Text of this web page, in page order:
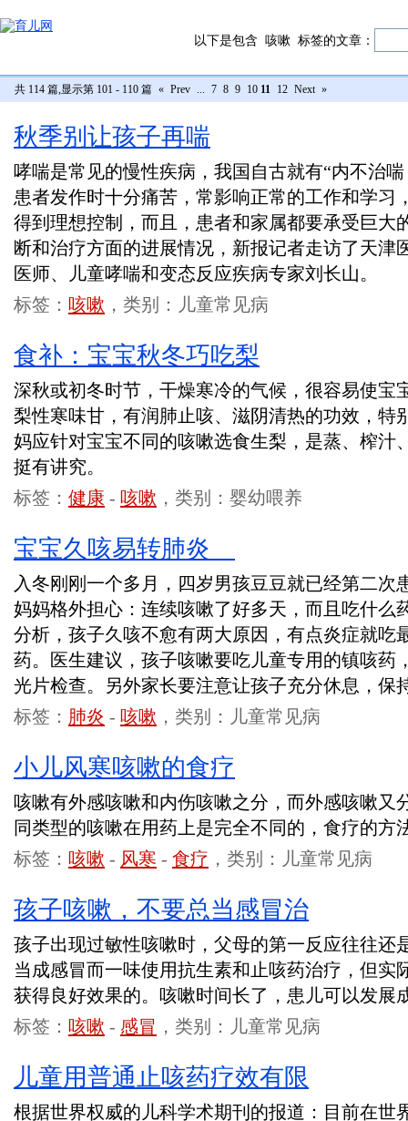
以下是包含 咳嗽 标签的文章：
共 114 篇,显示第 101 - 110 篇 « Prev ... 7 8 9 10 11 12 Next »
秋季别让孩子再喘
哮喘是常见的慢性疾病，我国自古就有“内不治
患者发作时十分痛苦，常影响正常的工作和学习
得到理想控制，而且，患者和家属都要承受巨大
断和治疗方面的进展情况，新报记者走访了天津
医师、儿童哮喘和变态反应疾病专家刘长山。
标签： 咳嗽 ，类别：儿童常见病
食补：宝宝秋冬巧吃梨
深秋或初冬时节，干燥寒冷的气候，很容易使宝
梨性寒味甘，有润肺止咳、滋阴清热的功效，特
妈应针对宝宝不同的咳嗽选食生梨，是蒸、榨汁
挺有讲究。
标签： 健康 - 咳嗽 ，类别：婴幼喂养
宝宝久咳易转肺炎
入冬刚刚一个多月，四岁男孩豆豆就已经第二次
妈妈格外担心：连续咳嗽了好多天，而且吃什么
分析，孩子久咳不愈有两大原因，有点炎症就吃
药。医生建议，孩子咳嗽要吃儿童专用的镇咳药
光片检查。另外家长要注意让孩子充分休息，保
标签： 肺炎 - 咳嗽 ，类别：儿童常见病
小儿风寒咳嗽的食疗
咳嗽有外感咳嗽和内伤咳嗽之分，而外感咳嗽又
同类型的咳嗽在用药上是完全不同的，食疗的方
标签： 咳嗽 - 风寒 - 食疗 ，类别：儿童常见病
孩子咳嗽，不要总当感冒治
孩子出现过敏性咳嗽时，父母的第一反应往往还
当成感冒而一味使用抗生素和止咳药治疗，但实
获得良好效果的。咳嗽时间长了，患儿可以发展
标签： 咳嗽 - 感冒 ，类别：儿童常见病
儿童用普通止咳药疗效有限
根据世界权威的儿科学术期刊的报道：目前在世